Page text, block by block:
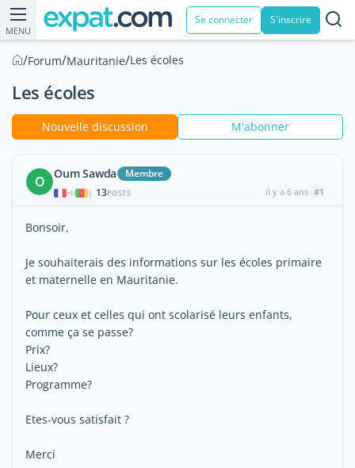
MENU
Se connecter S'inscrire
/Forum/Mauritanie/Les écoles
Les écoles
Nouvelle discussion M'abonner
O Oum Sawda Membre
| 13POSTS il y a 6 ans #1
Bonsoir,
Je souhaiterais des informations sur les écoles primaire
et maternelle en Mauritanie.
Pour ceux et celles qui ont scolarisé leurs enfants,
comme ça se passe?
Prix?
Lieux?
Programme?
Etes-vous satisfait ?
Merci